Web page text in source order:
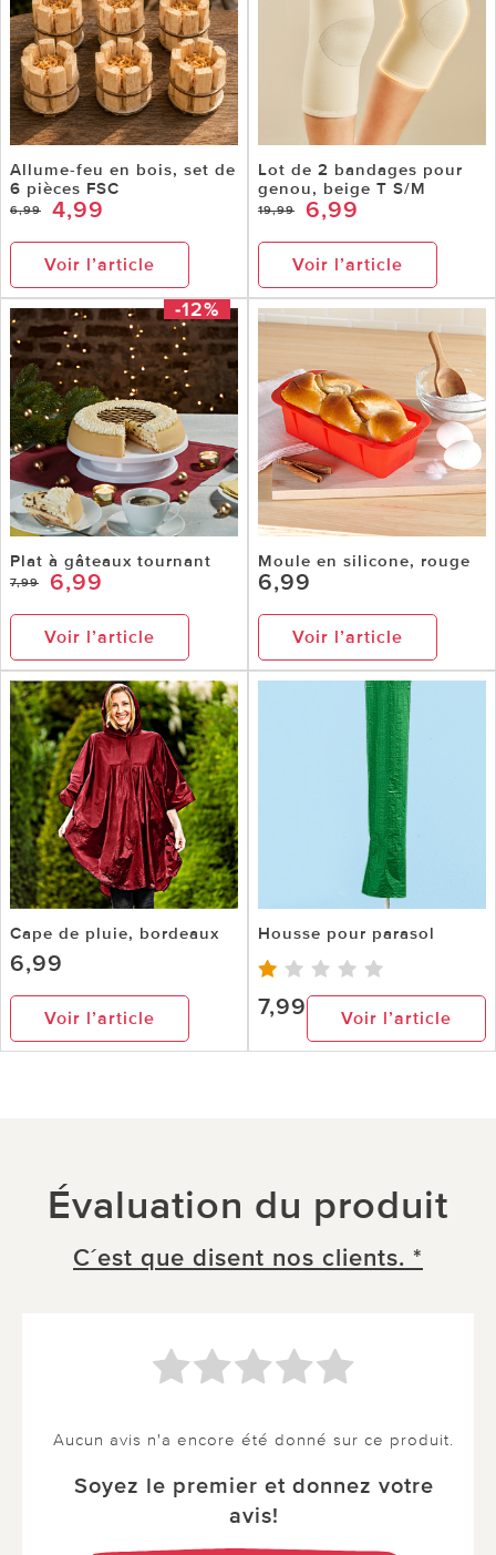
Allume-feu en bois, set de
6 pièces FSC
6,99 4,99
Voir l’article
Lot de 2 bandages pour
genou, beige T S/M
19,99 6,99
Voir l’article
-12%
Plat à gâteaux tournant
7,99 6,99
Voir l’article
Moule en silicone, rouge
6,99
Voir l’article
Cape de pluie, bordeaux
6,99
Voir l’article
Housse pour parasol
7,99 Voir l’article
Évaluation du produit
C´est que disent nos clients. *
Aucun avis n'a encore été donné sur ce produit.
Soyez le premier et donnez votre
avis!